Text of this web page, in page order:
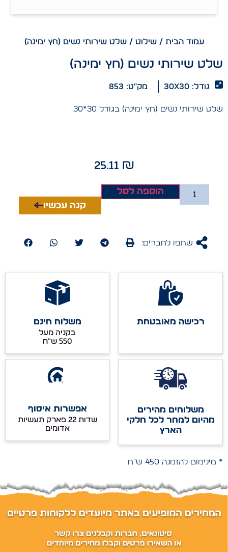
עמוד הבית/ שילוט/ שלט שירותי נשים (חץ ימינה)
שלט שירותי נשים (חץ ימינה)
גודל: 30x30 מק"ט: 853
שלט שירותי נשים (חץ ימינה) בגודל 30*30
25.11₪
הוספה לסל
קנה עכשיו
שתפו לחברים:
רכישה מאובטחת משלוח חינם
בקניה מעל
משלוחים מהירים
מהיום למחר לכל חלקי
הארץ
אפשרות איסוף
שדות 22 פארק תעשיות
אדומים
* מינימום להזמנה 450 ש"ח